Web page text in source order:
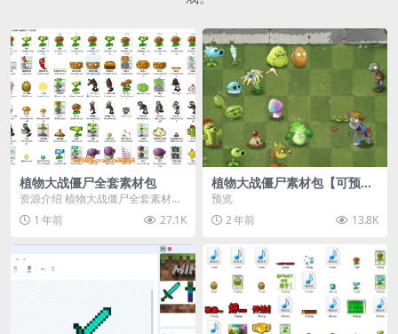
植物大战僵尸全套素材包
资源介绍 植物大战僵尸全套素材
包，包含227个丰富多样的素材，
涵盖角色、背景、动...
1 年前 27.1K
植物大战僵尸素材包【可预
览】
预览
2 年前
13.8K